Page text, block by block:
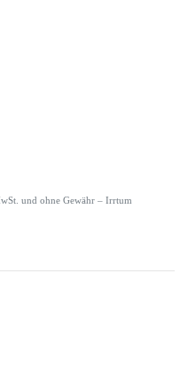
und ohne Gewähr – Irrtum